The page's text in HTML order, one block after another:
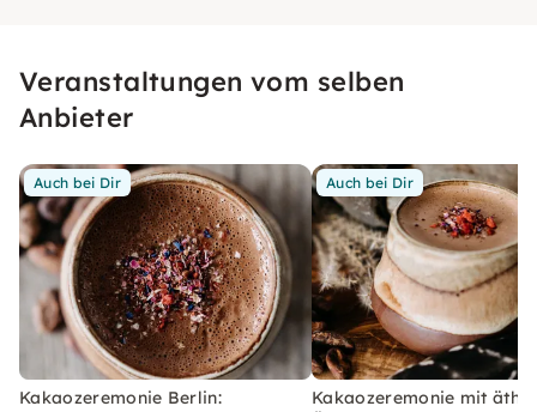
Veranstaltungen vom selben
Anbieter
Auch bei Dir
Kakaozeremonie Berlin:
Auch bei Dir
Kakaozeremonie mit